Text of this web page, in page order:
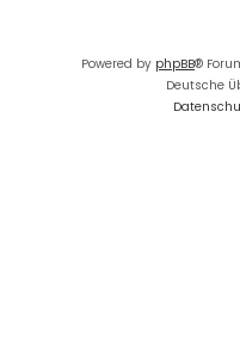
Powered by phpBB®
Deutsche